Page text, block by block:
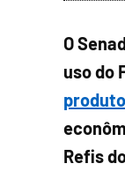
O
uso do
Refis